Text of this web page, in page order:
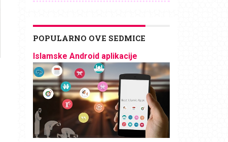
POPULARNO OVE SEDMICE
Islamske Android aplikacije